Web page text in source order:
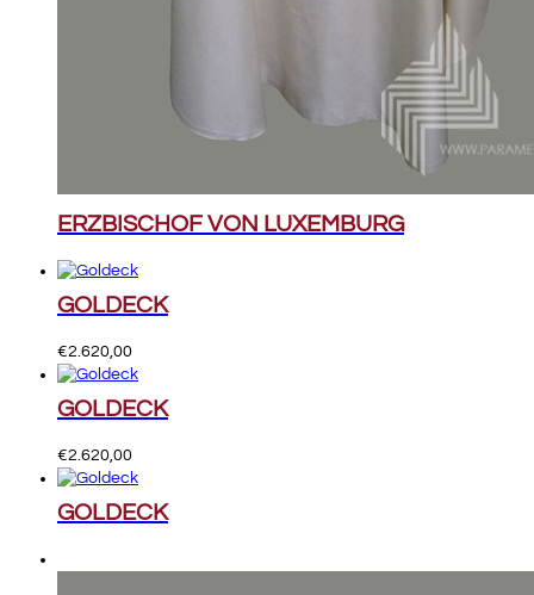
ERZBISCHOF VON LUXEMBURG
GOLDECK
€2.620,00
GOLDECK
€2.620,00
GOLDECK